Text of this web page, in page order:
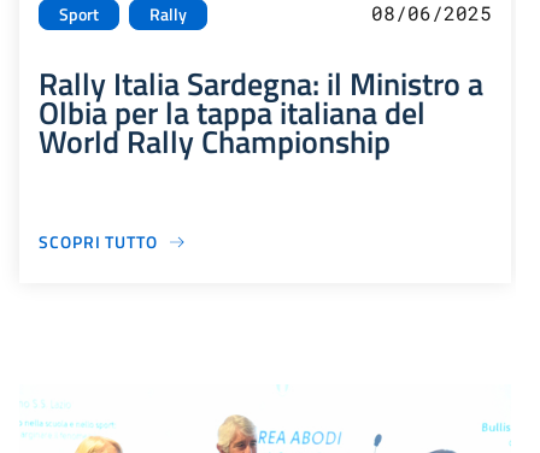
Sport Rally 08/06/2025
Rally Italia Sardegna: il Ministro a
Olbia per la tappa italiana del
World Rally Championship
SCOPRI TUTTO